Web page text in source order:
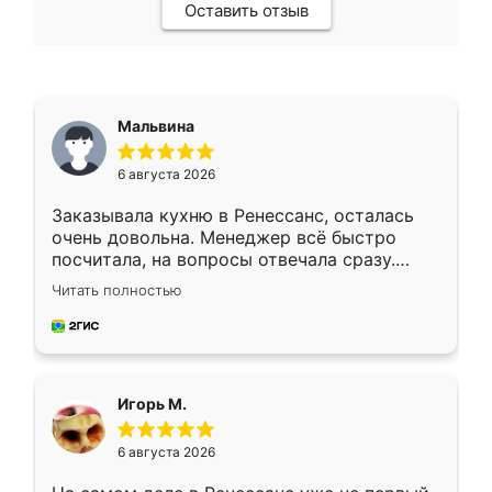
Оставить отзыв
Мальвина
6 августа 2026
Заказывала кухню в Ренессанс, осталась
очень довольна. Менеджер всё быстро
посчитала, на вопросы отвечала сразу.
Замерщик приехал в субботу, подошёл к
делу со всей ответственностью. Собрали
за день, ребята работали аккуратно, даже
Читать полностью
Игорь М.
6 августа 2026